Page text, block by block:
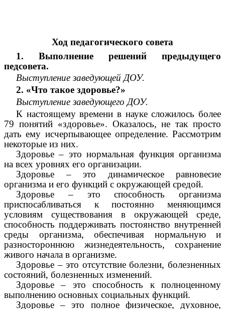
Ход педагогического совета
1. Выполнение решений предыдущего
педсовета.
Выступление заведующей ДОУ.
2. «Что такое здоровье?»
Выступление заведующего ДОУ.
К настоящему времени в науке сложилось более
79 понятий «здоровье». Оказалось, не так просто
дать ему исчерпывающее определение. Рассмотрим
некоторые из них.
Здоровье – это нормальная функция организма
на всех уровнях его организации.
Здоровье – это динамическое равновесие
организма и его функций с окружающей средой.
Здоровье – это способность организма
приспосабливаться к постоянно меняющимся
условиям существования в окружающей среде,
способность поддерживать постоянство внутренней
среды организма, обеспечивая нормальную и
разностороннюю жизнедеятельность, сохранение
живого начала в организме.
Здоровье – это отсутствие болезни, болезненных
состояний, болезненных изменений.
Здоровье – это способность к полноценному
выполнению основных социальных функций.
Здоровье – это полное физическое, духовное,